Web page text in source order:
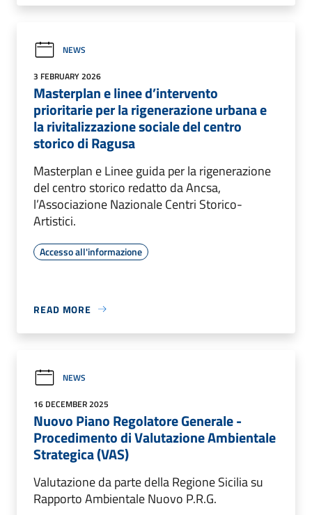
NEWS
3 FEBRUARY 2026
Masterplan e linee d’intervento
prioritarie per la rigenerazione urbana e
la rivitalizzazione sociale del centro
storico di Ragusa
Masterplan e Linee guida per la rigenerazione
del centro storico redatto da Ancsa,
l’Associazione Nazionale Centri Storico-
Artistici.
Accesso all'informazione
READ MORE
NEWS
16 DECEMBER 2025
Nuovo Piano Regolatore Generale -
Procedimento di Valutazione Ambientale
Strategica (VAS)
Valutazione da parte della Regione Sicilia su
Rapporto Ambientale Nuovo P.R.G.